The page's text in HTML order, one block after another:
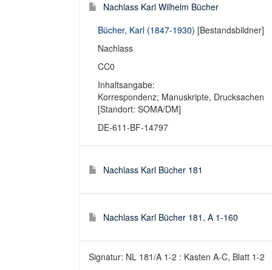
Nachlass Karl Wilhelm Bücher
Bücher, Karl (1847-1930) [Bestandsbildner]
Nachlass
CC0
Inhaltsangabe:
Korrespondenz; Manuskripte, Drucksachen
[Standort: SOMA/DM]
DE-611-BF-14797
Nachlass Karl Bücher 181
Nachlass Karl Bücher 181, A 1-160
Signatur: NL 181/A 1-2 : Kasten A-C, Blatt 1-2